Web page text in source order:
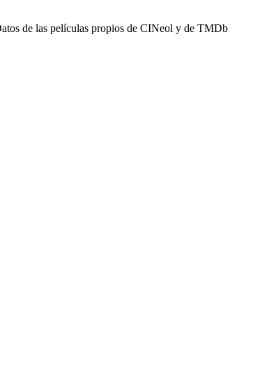
de las películas propios de CINeol y de TMDb